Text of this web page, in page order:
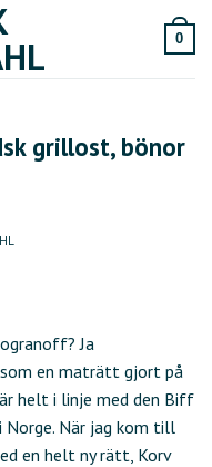
0
grillost, bönor
Ja
en maträtt gjort på
helt i linje med den Biff
När jag kom till
en helt ny rätt, Korv